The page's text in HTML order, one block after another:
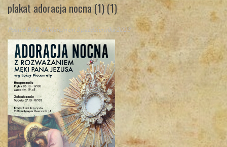
plakat adoracja nocna (1) (1)
Posted ByBrat Marcin on 3 października 2023